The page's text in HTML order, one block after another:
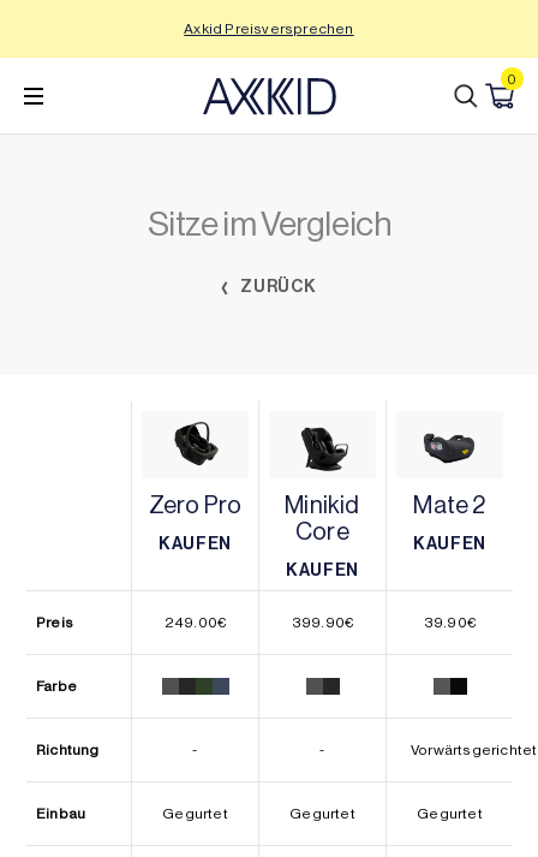
wechseln
Axkid Preisversprechen
0
Sitze im Vergleich
ZURÜCK
Zero Pro
KAUFEN
Minikid
Core
KAUFEN
KAUFEN
Mate 2
KAUFEN
Preis 249.00€ 399.90€ 39.90€
Farbe
Richtung - - Vorwärtsgerichtet
Einbau Gegurtet Gegurtet Gegurtet